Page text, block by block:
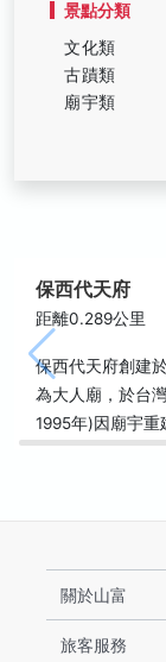
景點分類
文化類
古蹟類
廟宇類
保西代天府
距離0.289公里
保西代天府創建
為大人廟，於台
1995年)因廟宇
關於山富
旅客服務